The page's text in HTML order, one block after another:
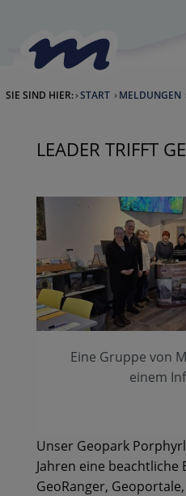
back to home
SIE SIND HIER: START MELDUNGEN
LEADER TRIFFT
Eine Gruppe von
einem
Unser Geopark
Jahren eine beachtliche
GeoRanger,